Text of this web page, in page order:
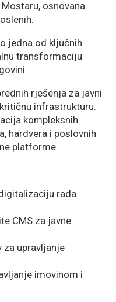
osnovana
jedna od ključnih
transformaciju
rješenja za javni
infrastrukturu.
kompleksnih
hardvera i poslovnih
platforme.
rada
CMS za javne
za upravljanje
imovinom i